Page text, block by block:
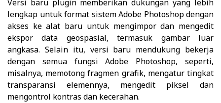
Versi baru plugin memberikan dukungan yang lebih
lengkap untuk format sistem Adobe Photoshop dengan
akses ke alat baru untuk mengimpor dan mengedit
ekspor data geospasial, termasuk gambar luar
angkasa. Selain itu, versi baru mendukung bekerja
dengan semua fungsi Adobe Photoshop, seperti,
misalnya, memotong fragmen grafik, mengatur tingkat
transparansi elemennya, mengedit piksel dan
mengontrol kontras dan kecerahan.